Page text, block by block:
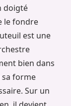
doigté
le fondre
est une
bien dans
sa forme
Sur un